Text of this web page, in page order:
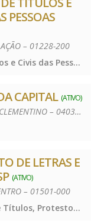
PESSOAS
– 01228-200
Registro de Títulos e Documentos e Civis das Pessoas Jurídicas, Registro de Títulos e Documentos e Civis das Pessoas Jurídicas, Registro de Títulos e Documentos e Civis das Pessoas Jurídicas
CAPITAL (ATIVO)
RUA PEDRO DE TOLEDO, 214 – VILA CLEMENTINO – 04039-030
DE LETRAS E
(ATIVO)
– 01501-000
Protesto de Títulos, Protesto de Títulos, Protesto de Títulos